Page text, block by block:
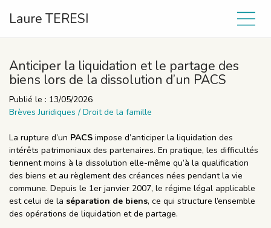
Laure TERESI
Anticiper la liquidation et le partage des
biens lors de la dissolution d’un PACS
Publié le : 13/05/2026
Brèves Juridiques / Droit de la famille
La rupture d’un PACS impose d’anticiper la liquidation des
intérêts patrimoniaux des partenaires. En pratique, les difficultés
tiennent moins à la dissolution elle-même qu’à la qualification
des biens et au règlement des créances nées pendant la vie
commune. Depuis le 1er janvier 2007, le régime légal applicable
est celui de la séparation de biens, ce qui structure l’ensemble
des opérations de liquidation et de partage.